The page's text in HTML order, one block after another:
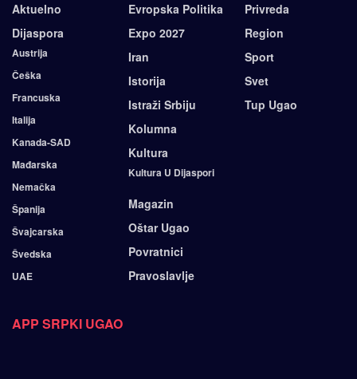
Aktuelno
Dijaspora
Austrija
Češka
Francuska
Italija
Kanada-SAD
Mađarska
Nemačka
Španija
Švajcarska
Švedska
UAE
Evropska Politika
Expo 2027
Iran
Istorija
Istraži Srbiju
Kolumna
Kultura
Kultura U Dijaspori
Magazin
Oštar Ugao
Povratnici
Pravoslavlje
Privreda
Region
Sport
Svet
Tup Ugao
APP SRPKI UGAO